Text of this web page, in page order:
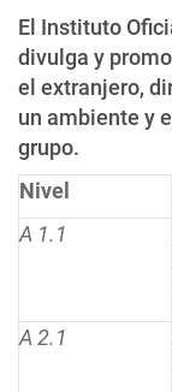
El Instituto
divulga y
el extranjero,
un ambiente y
grupo.
Nivel
A 1.1
A 2.1